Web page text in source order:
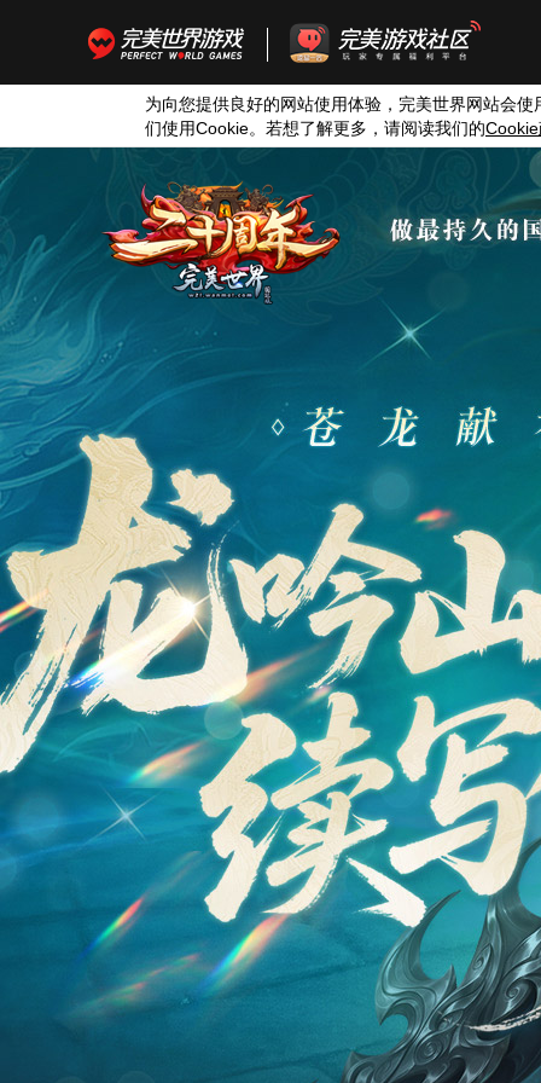
为向您提供良好的网站使用体验，完美世界网站会使
们使用Cookie。若想了解更多，请阅读我们的Cookie